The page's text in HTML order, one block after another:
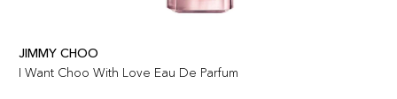
JIMMY CHOO
I Want Choo With Love Eau De Parfum